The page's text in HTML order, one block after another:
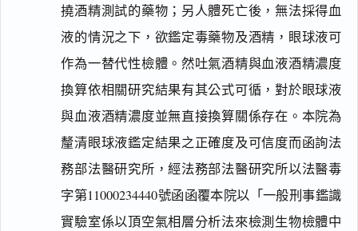
撓酒精測試的藥物；另人體死亡後，無法採得血
液的情況之下，欲鑑定毒藥物及酒精，眼球液可
作為一替代性檢體。然吐氣酒精與血液酒精濃度
換算依相關研究結果有其公式可循，對於眼球液
與血液酒精濃度並無直接換算關係存在。本院為
釐清眼球液鑑定結果之正確度及可信度而函詢法
務部法醫研究所，經法務部法醫研究所以法醫毒
字第11000234440號函函覆本院以「一般刑事鑑識
實驗室係以頂空氣相層分析法來檢測生物檢體中